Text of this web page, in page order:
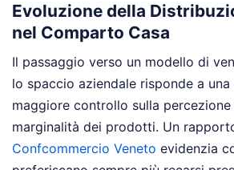
Evoluzione della
nel Comparto Casa
Il passaggio verso un modello di
lo spaccio aziendale risponde a una
maggiore controllo sulla
marginalità dei prodotti. Un
Confcommercio Veneto evidenzia